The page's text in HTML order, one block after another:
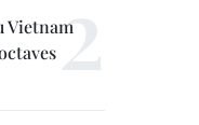
Vietnam